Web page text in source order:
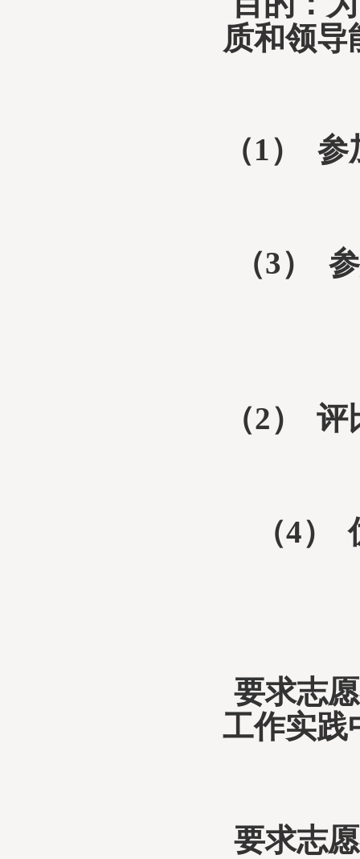
质和领
（1） 参
（3）
（2） 评
（4）
要求志
工作实践
要求志